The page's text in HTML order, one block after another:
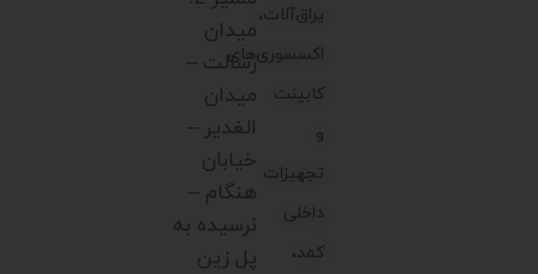
یراق‌آلات،
اکسسوری‌های
کابینت
و
تجهیزات
داخلی
کمد،
میدان
رسالت –
میدان
الغدیر –
خیابان
هنگام –
نرسیده به
پل زین